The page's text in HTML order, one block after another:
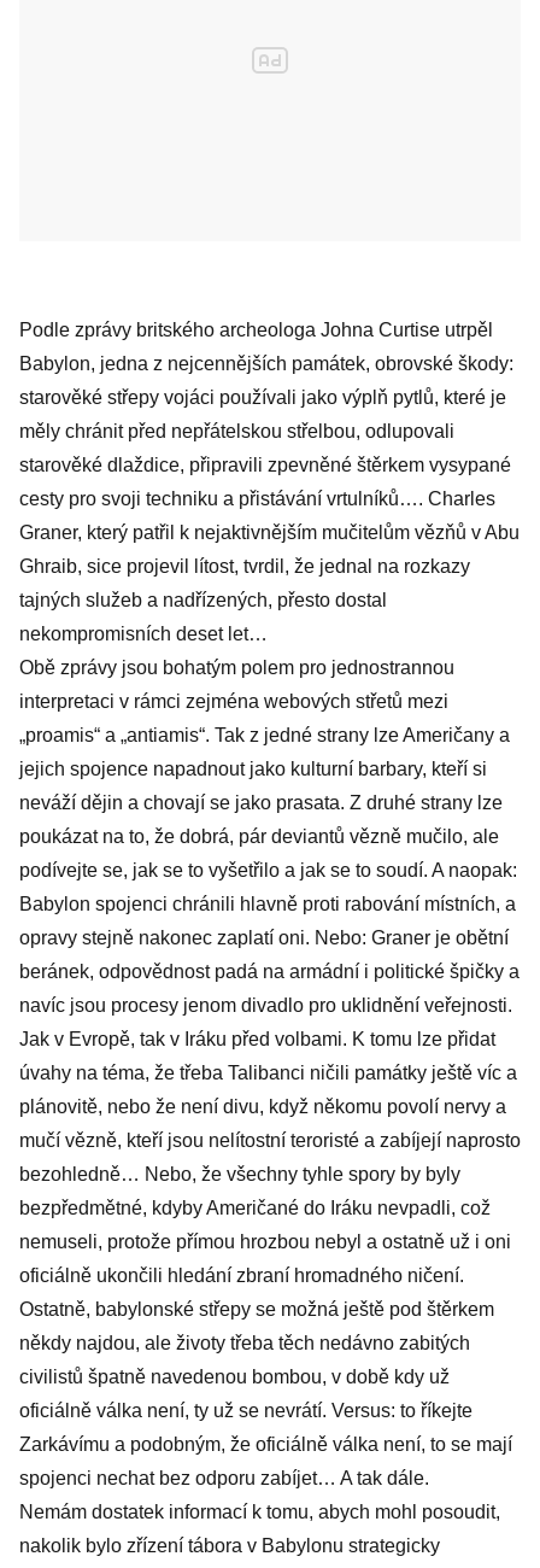
Podle zprávy britského archeologa Johna Curtise utrpěl
Babylon, jedna z nejcennějších památek, obrovské škody:
starověké střepy vojáci používali jako výplň pytlů, které je
měly chránit před nepřátelskou střelbou, odlupovali
starověké dlaždice, připravili zpevněné štěrkem vysypané
cesty pro svoji techniku a přistávání vrtulníků…. Charles
Graner, který patřil k nejaktivnějším mučitelům vězňů v Abu
Ghraib, sice projevil lítost, tvrdil, že jednal na rozkazy
tajných služeb a nadřízených, přesto dostal
nekompromisních deset let…
Obě zprávy jsou bohatým polem pro jednostrannou
interpretaci v rámci zejména webových střetů mezi
„proamis“ a „antiamis“. Tak z jedné strany lze Američany a
jejich spojence napadnout jako kulturní barbary, kteří si
neváží dějin a chovají se jako prasata. Z druhé strany lze
poukázat na to, že dobrá, pár deviantů vězně mučilo, ale
podívejte se, jak se to vyšetřilo a jak se to soudí. A naopak:
Babylon spojenci chránili hlavně proti rabování místních, a
opravy stejně nakonec zaplatí oni. Nebo: Graner je obětní
beránek, odpovědnost padá na armádní i politické špičky a
navíc jsou procesy jenom divadlo pro uklidnění veřejnosti.
Jak v Evropě, tak v Iráku před volbami. K tomu lze přidat
úvahy na téma, že třeba Talibanci ničili památky ještě víc a
plánovitě, nebo že není divu, když někomu povolí nervy a
mučí vězně, kteří jsou nelítostní teroristé a zabíjejí naprosto
bezohledně… Nebo, že všechny tyhle spory by byly
bezpředmětné, kdyby Američané do Iráku nevpadli, což
nemuseli, protože přímou hrozbou nebyl a ostatně už i oni
oficiálně ukončili hledání zbraní hromadného ničení.
Ostatně, babylonské střepy se možná ještě pod štěrkem
někdy najdou, ale životy třeba těch nedávno zabitých
civilistů špatně navedenou bombou, v době kdy už
oficiálně válka není, ty už se nevrátí. Versus: to říkejte
Zarkávímu a podobným, že oficiálně válka není, to se mají
spojenci nechat bez odporu zabíjet… A tak dále.
Nemám dostatek informací k tomu, abych mohl posoudit,
nakolik bylo zřízení tábora v Babylonu strategicky